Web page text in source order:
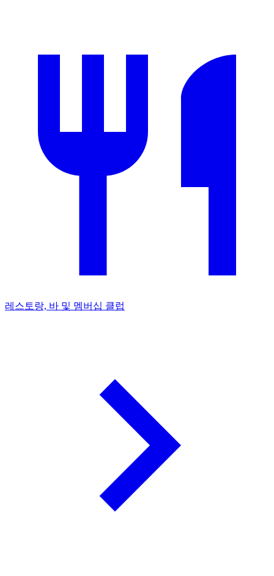
레스토랑, 바 및 멤버십 클럽